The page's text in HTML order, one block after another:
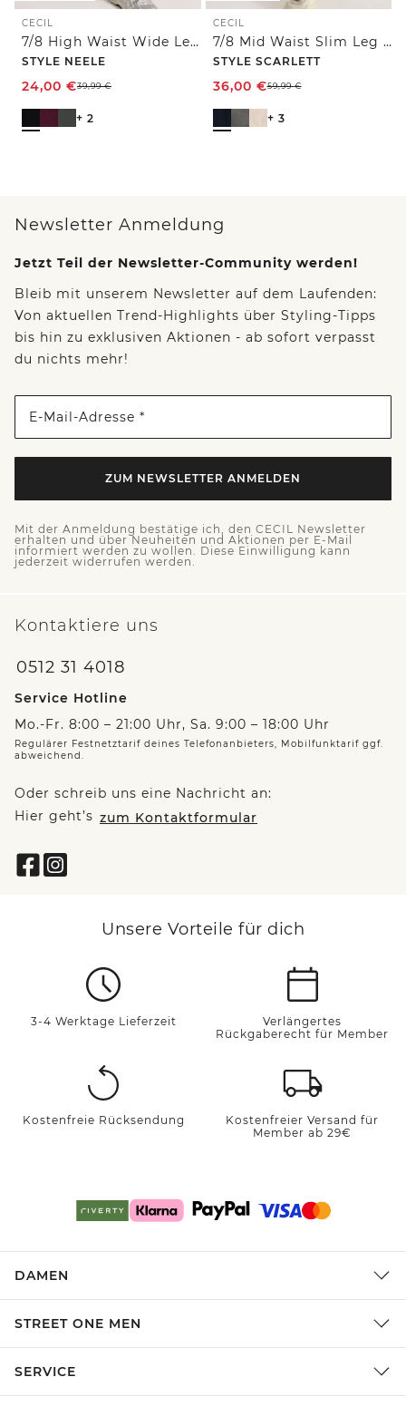
CECIL
7/8 High Waist Wide Leg Jerseyhose im Loose Fit
STYLE NEELE
24,00 €39,99€
+ 2
CECIL
7/8 Mid Waist Slim Leg Hose im Casual Fit
STYLE SCARLETT
36,00 €59,99€
+ 3
Newsletter Anmeldung
Jetzt Teil der Newsletter-Community werden!
Bleib mit unserem Newsletter auf dem Laufenden:
Von aktuellen Trend-Highlights über Styling-Tipps
bis hin zu exklusiven Aktionen - ab sofort verpasst
du nichts mehr!
E-Mail-Adresse *
ZUM NEWSLETTER ANMELDEN
Mit der Anmeldung bestätige ich, den CECIL Newsletter
erhalten und über Neuheiten und Aktionen per E-Mail
informiert werden zu wollen. Diese Einwilligung kann
jederzeit widerrufen werden.
Kontaktiere uns
0512 31 4018
Service Hotline
Mo.-Fr. 8:00 – 21:00 Uhr, Sa. 9:00 – 18:00 Uhr
Regulärer Festnetztarif deines Telefonanbieters, Mobilfunktarif ggf.
abweichend.
Oder schreib uns eine Nachricht an:
Hier geht’s zum Kontaktformular
Unsere Vorteile für dich
3-4 Werktage Lieferzeit
Verlängertes
Rückgaberecht für Member
Kostenfreie Rücksendung
Kostenfreier Versand für
Member ab 29€
DAMEN
STREET ONE MEN
SERVICE